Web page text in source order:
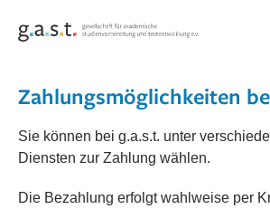
AUFTRÄGE
LERNPLATTFORM
ENTWICKLUNG
PUBLIKATIONEN
QUALIFIZIERUNG
TEAM DER G.A.S.T.-AKADEMIE
ORGANISATION
MITGLIEDSCHAFTEN
MATERIALIEN
SOZIALE MEDIEN
Zahlungsmöglichkeiten
Sie können bei g.a.s.t. unter
Diensten zur Zahlung wählen.
Die Bezahlung erfolgt wahlweise per